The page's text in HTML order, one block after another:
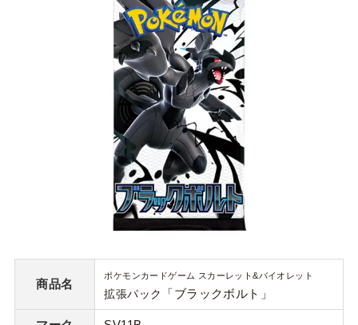
商品名
ポケモンカードゲーム スカーレット&バイオレット
拡張パック 「ブラックボルト」